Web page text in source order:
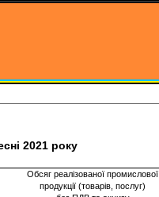
2021 року
Обсяг реалізованої промислової
продукції (товарів, послуг)